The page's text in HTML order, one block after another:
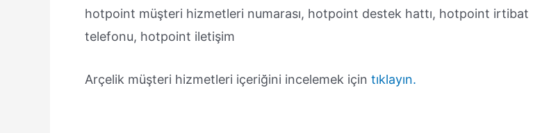
hotpoint müşteri hizmetleri numarası, hotpoint destek hattı, hotpoint irtibat
telefonu, hotpoint iletişim
Arçelik müşteri hizmetleri içeriğini incelemek için tıklayın.